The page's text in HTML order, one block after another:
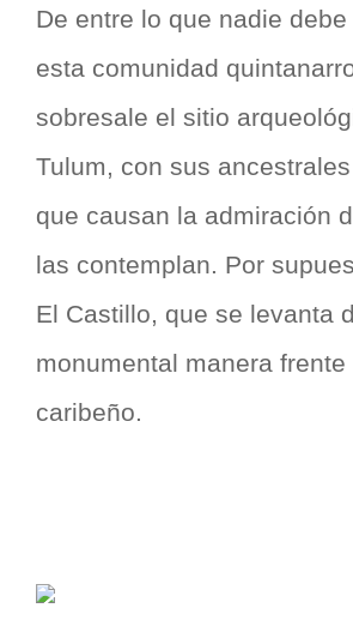
De entre lo que nadie
esta comunidad
sobresale el sitio
Tulum, con sus
que causan la admiración
las contemplan. Por
El Castillo, que se levanta
monumental manera
caribeño.